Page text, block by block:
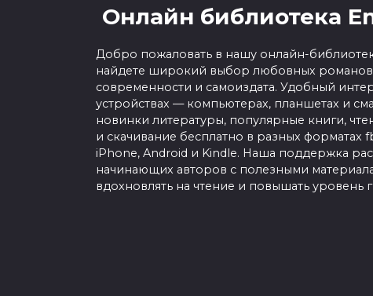
Онлайн библиотека
Добро пожаловать в нашу онлайн-
найдете широкий выбор любовных
современности и самоиздата. Удобный
устройствах — компьютерах, планшетах и
новинки литературы, популярные книги,
и скачивание бесплатно в разных форматах
iPhone, Android и Kindle. Наша поддержка
начинающих авторов с полезными
вдохновлять на чтение и повышать уровень